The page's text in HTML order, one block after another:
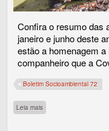
Confira o resumo das
janeiro e junho deste
estão a homenagem
companheiro que a
Boletim Socioambiental 72
Leia mais